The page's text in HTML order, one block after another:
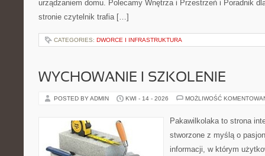
urządzaniem domu. Polecamy Wnętrza i Przestrzeń i Poradnik
stronie czytelnik trafia […]
CATEGORIES: DWORCE I INFRASTRUKTURA
WYCHOWANIE I SZKOLENIE
POSTED BY ADMIN KWI - 14 - 2026 MOŻLIWOŚĆ
Pakawilkolaka to strona
stworzone z myślą o
informacji, w którym